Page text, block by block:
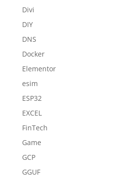
Divi
DIY
DNS
Docker
Elementor
esim
ESP32
EXCEL
FinTech
Game
GCP
GGUF